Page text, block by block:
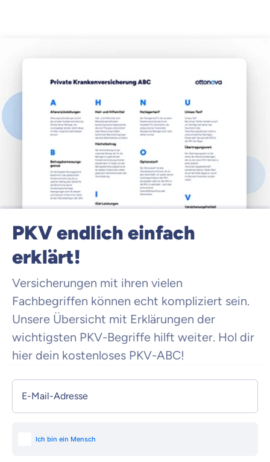
PKV endlich einfach
erklärt!
Versicherungen mit ihren vielen
Fachbegriffen können echt kompliziert sein.
Unsere Übersicht mit Erklärungen der
wichtigsten PKV-Begriffe hilft weiter. Hol dir
hier dein kostenloses PKV-ABC!
E-Mail-Adresse